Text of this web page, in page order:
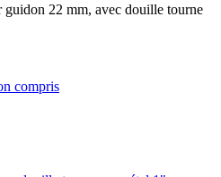
guidon 22 mm, avec douille tourne
compris